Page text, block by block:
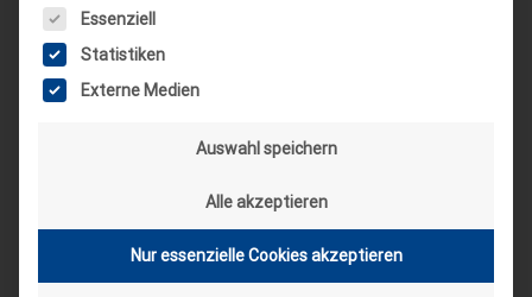
Es folgt eine Liste der Service-Gruppen, für die eine
Essenziell
Statistiken
Externe Medien
Auswahl speichern
Alle akzeptieren
Nur essenzielle Cookies akzeptieren